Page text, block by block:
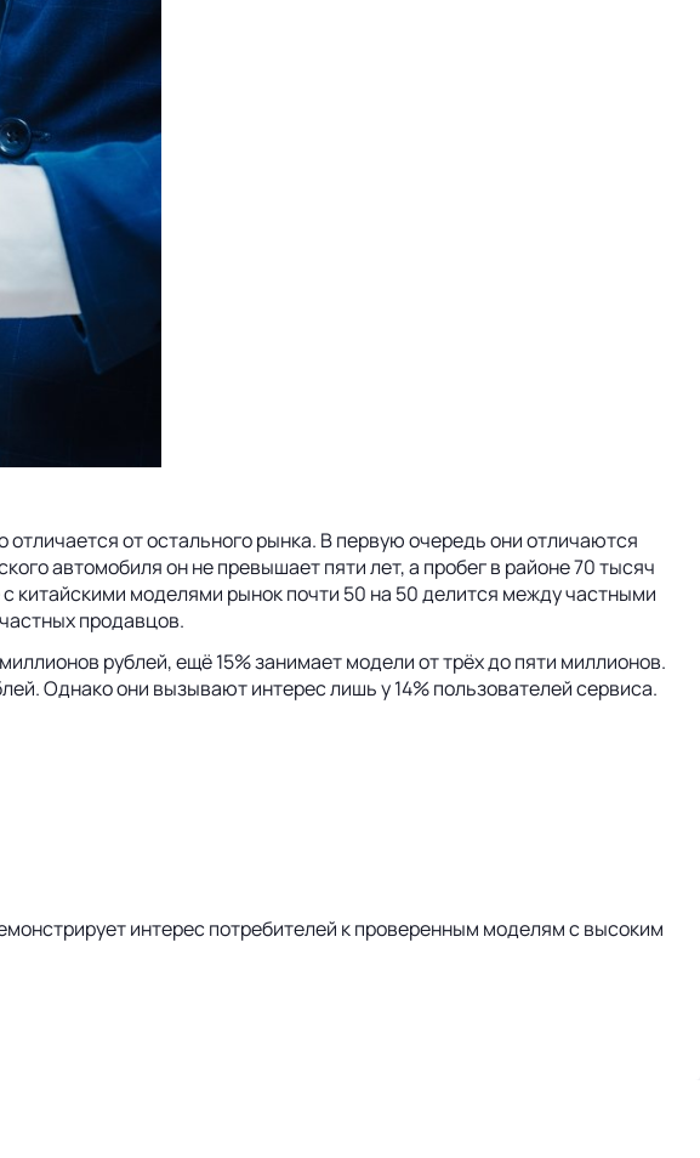
от остального рынка. В первую очередь они отличаются
автомобиля он не превышает пяти лет, а пробег в районе 70 тысяч
китайскими моделями рынок почти 50 на 50 делится между частными
продавцов.
рублей, ещё 15% занимает модели от трёх до пяти миллионов.
Однако они вызывают интерес лишь у 14% пользователей сервиса.
интерес потребителей к проверенным моделям с высоким